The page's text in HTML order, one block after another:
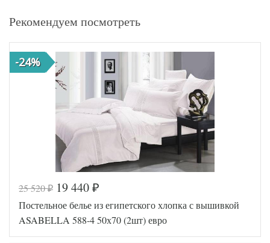
Рекомендуем посмотреть
-24%
25 520₽ 19 440 ₽
Постельное белье из египетского хлопка с вышивкой
ASABELLA 588-4 50х70 (2шт) евро